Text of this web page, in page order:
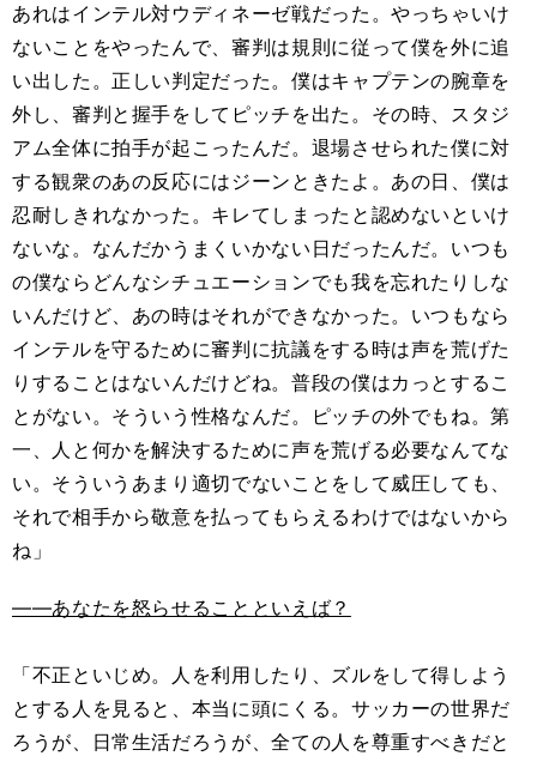
あれはインテル対ウディネーゼ戦だった。やっちゃいけ
ないことをやったんで、審判は規則に従って僕を外に追
い出した。正しい判定だった。僕はキャプテンの腕章を
外し、審判と握手をしてピッチを出た。その時、スタジ
アム全体に拍手が起こったんだ。退場させられた僕に対
する観衆のあの反応にはジーンときたよ。あの日、僕は
忍耐しきれなかった。キレてしまったと認めないといけ
ないな。なんだかうまくいかない日だったんだ。いつも
の僕ならどんなシチュエーションでも我を忘れたりしな
いんだけど、あの時はそれができなかった。いつもなら
インテルを守るために審判に抗議をする時は声を荒げた
りすることはないんだけどね。普段の僕はカっとするこ
とがない。そういう性格なんだ。ピッチの外でもね。第
一、人と何かを解決するために声を荒げる必要なんてな
い。そういうあまり適切でないことをして威圧しても、
それで相手から敬意を払ってもらえるわけではないから
ね」
――あなたを怒らせることといえば？
「不正といじめ。人を利用したり、ズルをして得しよう
とする人を見ると、本当に頭にくる。サッカーの世界だ
ろうが、日常生活だろうが、全ての人を尊重すべきだと